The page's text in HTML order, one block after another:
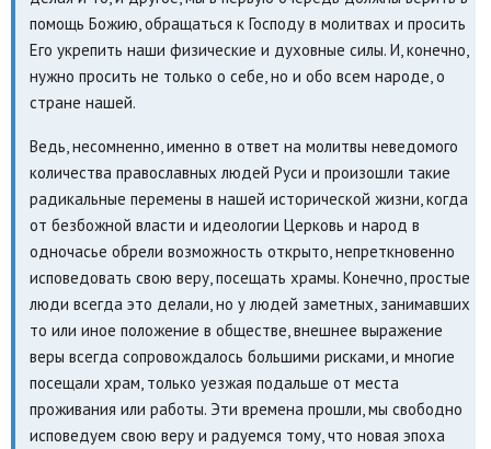
помощь Божию, обращаться к Господу в молитвах и просить
Его укрепить наши физические и духовные силы. И, конечно,
нужно просить не только о себе, но и обо всем народе, о
стране нашей.
Ведь, несомненно, именно в ответ на молитвы неведомого
количества православных людей Руси и произошли такие
радикальные перемены в нашей исторической жизни, когда
от безбожной власти и идеологии Церковь и народ в
одночасье обрели возможность открыто, непреткновенно
исповедовать свою веру, посещать храмы. Конечно, простые
люди всегда это делали, но у людей заметных, занимавших
то или иное положение в обществе, внешнее выражение
веры всегда сопровождалось большими рисками, и многие
посещали храм, только уезжая подальше от места
проживания или работы. Эти времена прошли, мы свободно
исповедуем свою веру и радуемся тому, что новая эпоха